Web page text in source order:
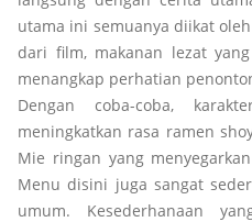
utama ini semuanya diikat
dari film, makanan lezat
menangkap perhatian
Dengan coba-coba,
meningkatkan rasa ramen
Mie ringan yang
Menu disini juga sangat
umum. Kesederhanaan